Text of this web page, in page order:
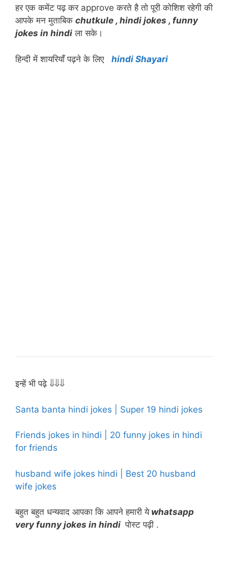
हर एक कमेंट पढ़ कर approve करते है तो पूरी कोशिश रहेगी की
आपके मन मुताबिक chutkule , hindi jokes , funny
jokes in hindi ला सके।
हिन्दी में शायरियाँ पढ़ने के लिए hindi Shayari
इन्हें भी पढ़े ⇓⇓⇓
Santa banta hindi jokes | Super 19 hindi jokes
Friends jokes in hindi | 20 funny jokes in hindi
for friends
husband wife jokes hindi | Best 20 husband
wife jokes
बहुत बहुत धन्यवाद आपका कि आपने हमारी येwhatsapp
very funny jokes in hindi पोस्ट पढ़ी .